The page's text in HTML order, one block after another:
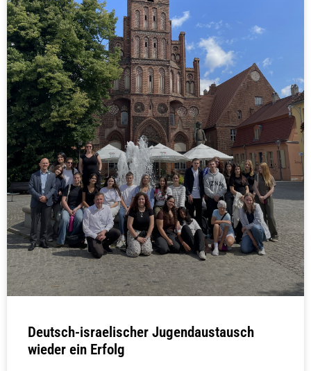
Deutsch-israelischer Jugendaustausch
wieder ein Erfolg